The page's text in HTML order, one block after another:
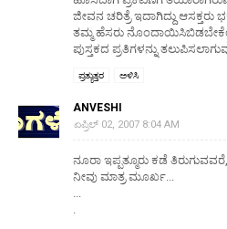
ಜೀವನ ಚರಿತ್ರೆ ಇದಾಗಿದ್ದು
ತಮ್ಮ ಹೆಸರು
ಪುಸ್ತಕದ ಪ್ರತಿಗಳನ್ನು
ಪ್ರತ್ಯುತ್ತರ ಅಳಿಸಿ
ANVESHI
ಏಪ್ರಿಲ್ 02, 2007 8:04 AM
ನೂರಾ ಇಪ್ಪತ್ಮೂರು ಕಡೆ ತಿರುಗುವವರೆ,
ನೀವು ಮಾತ್ರ ಮೂರ್ಖ...